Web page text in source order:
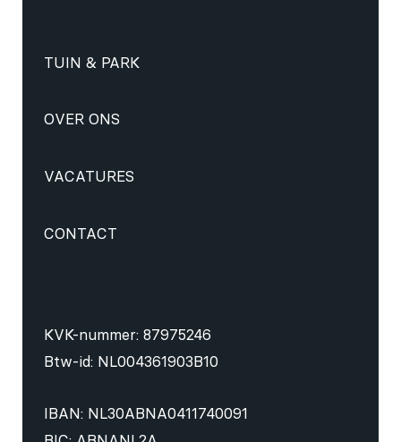
TUIN & PARK
OVER ONS
VACATURES
CONTACT
KVK-nummer: 87975246
Btw-id: NL004361903B10
IBAN: NL30ABNA0411740091